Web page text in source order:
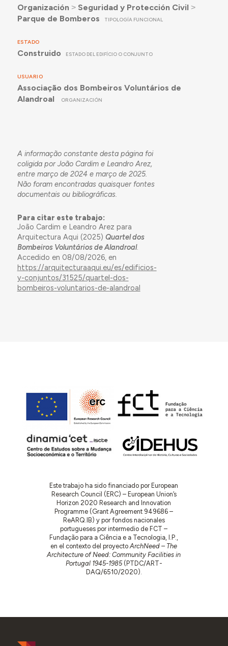
Organización ˃ Seguridad y Protección Civil ˃
Parque de Bomberos
TIPOLOGÍA FUNCIONAL
ESTADO
Construido ESTADO DEL EDIFÍCIO O CONJUNTO
USUARIO
Associação dos Bombeiros Voluntários de
Alandroal
ORGANIZACIÓN
A informação constante desta página foi
coligida por João Cardim e Leandro Arez,
entre março de 2024 e março de 2025.
Não foram encontradas quaisquer fontes
documentais ou bibliográficas.
Para citar este trabajo:
João Cardim e Leandro Arez para
Arquitectura Aqui (2025) Quartel dos
Bombeiros Voluntários de Alandroal.
Accedido en 08/08/2026, en
https://arquitecturaaqui.eu/es/edificios-
y-conjuntos/31525/quartel-dos-
bombeiros-voluntarios-de-alandroal
Este trabajo ha sido financiado por European
Research Council (ERC) – European Union’s
Horizon 2020 Research and Innovation
Programme (Grant Agreement 949686 –
ReARQ.IB) y por fondos nacionales
portugueses por intermedio de FCT –
Fundação para a Ciência e a Tecnologia, I.P.,
en el contexto del proyectoArchNeed – The
Architecture of Need: Community Facilities in
Portugal 1945-1985(PTDC/ART-
DAQ/6510/2020).